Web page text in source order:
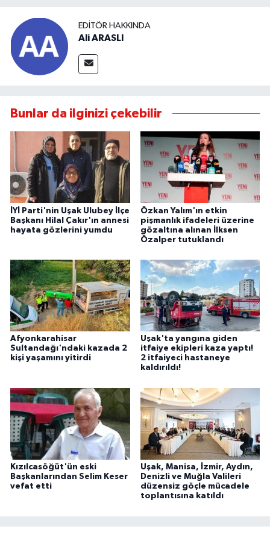
EDITÖR HAKKINDA
Ali ARASLI
Bunlar da ilginizi çekebilir
İYİ Parti'nin Uşak Ulubey İlçe
Başkanı Hilal Çakır'ın annesi
hayata gözlerini yumdu
Özkan Yalım'ın etkin
pişmanlık ifadeleri üzerine
gözaltına alınan İlksen
Özalper tutuklandı
Afyonkarahisar
Sultandağı'ndaki kazada 2
kişi yaşamını yitirdi
Uşak'ta yangına giden
itfaiye ekipleri kaza yaptı!
2 itfaiyeci hastaneye
kaldırıldı!
Kızılcasöğüt'ün eski
Başkanlarından Selim Keser
vefat etti
Uşak, Manisa, İzmir, Aydın,
Denizli ve Muğla Valileri
düzensiz göçle mücadele
toplantısına katıldı